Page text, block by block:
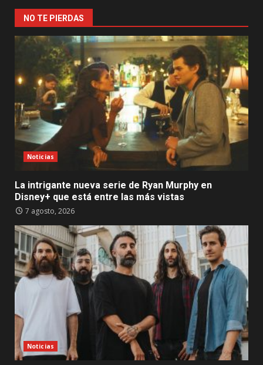
NO TE PIERDAS
Noticias
La intrigante nueva serie de Ryan Murphy en
Disney+ que está entre las más vistas
7 agosto, 2026
Noticias